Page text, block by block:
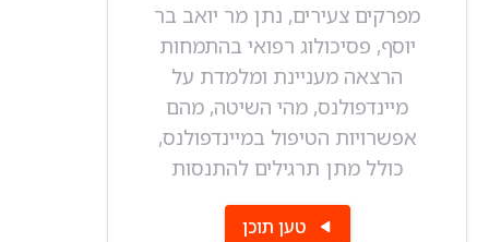
מפרקים צעירים, נתן מר יואב בר
יוסף, פסיכולוג רפואי בהתמחות
הרצאה מעניינת ומלמדת על
מיינדפולנס, מהי השיטה, מהם
אפשרויות הטיפול במיינדפולנס,
כולל מתן תרגילים להתנסות
טען תוכן